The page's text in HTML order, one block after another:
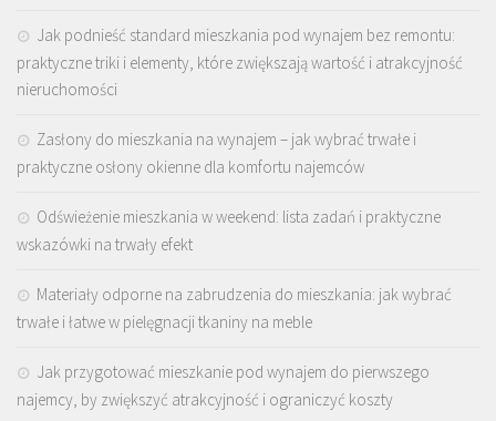
Jak podnieść standard mieszkania pod wynajem bez remontu:
praktyczne triki i elementy, które zwiększają wartość i atrakcyjność
nieruchomości
Zasłony do mieszkania na wynajem – jak wybrać trwałe i
praktyczne osłony okienne dla komfortu najemców
Odświeżenie mieszkania w weekend: lista zadań i praktyczne
wskazówki na trwały efekt
Materiały odporne na zabrudzenia do mieszkania: jak wybrać
trwałe i łatwe w pielęgnacji tkaniny na meble
Jak przygotować mieszkanie pod wynajem do pierwszego
najemcy, by zwiększyć atrakcyjność i ograniczyć koszty